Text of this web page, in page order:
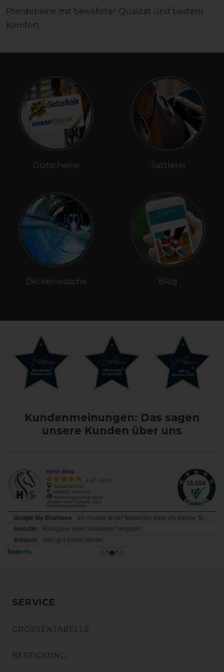
Pferdebeine mit bewährter Qualität und bestem
Komfort.
Gutscheine
Deckenwäsche
Sattlerei
Blog
Kundenmeinungen: Das sagen
unsere Kunden über uns
SERVICE
GRÖSSENTABELLE
BESTICKUNG